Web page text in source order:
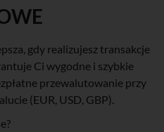
gdy realizujesz transakcje
Ci wygodne i szybkie
przewalutowanie przy
(EUR, USD, GBP).